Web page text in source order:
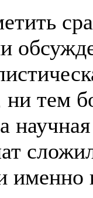
ни тем
именно